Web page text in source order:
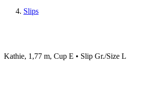
Slips
Kathie, 1,77 m, Cup E • Slip Gr./Size L